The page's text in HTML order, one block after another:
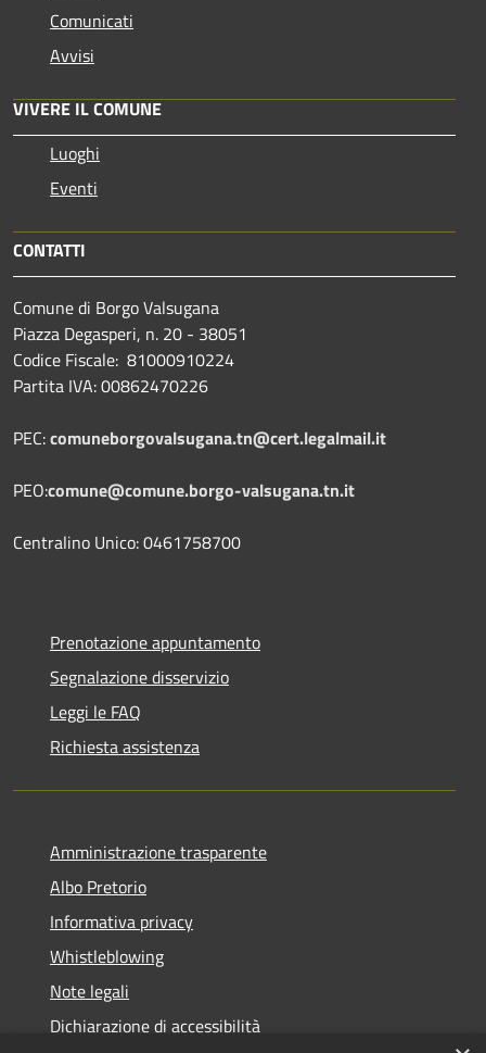
Comunicati
Avvisi
VIVERE IL COMUNE
Luoghi
Eventi
CONTATTI
Comune di Borgo Valsugana
Piazza Degasperi, n. 20 - 38051
Codice Fiscale: 81000910224
Partita IVA: 00862470226
PEC:comuneborgovalsugana.tn@cert.legalmail.it
PEO:comune@comune.borgo-valsugana.tn.it
Centralino Unico: 0461758700
Prenotazione appuntamento
Segnalazione disservizio
Leggi le FAQ
Richiesta assistenza
Amministrazione trasparente
Albo Pretorio
Informativa privacy
Whistleblowing
Note legali
Dichiarazione di accessibilità